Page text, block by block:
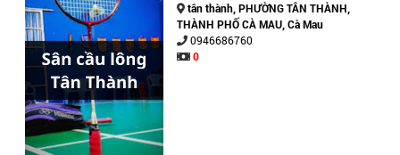
tân thành, PHƯỜNG TÂN THÀNH,
THÀNH PHỐ CÀ MAU, Cà Mau
0946686760
0